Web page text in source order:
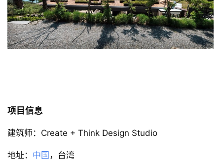
项目信息
建筑师：Create + Think Design Studio
地址： 中国 ，台湾